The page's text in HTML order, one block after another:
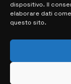
dispositivo. Il
elaborare dati
questo sito.
> NOTIZIE